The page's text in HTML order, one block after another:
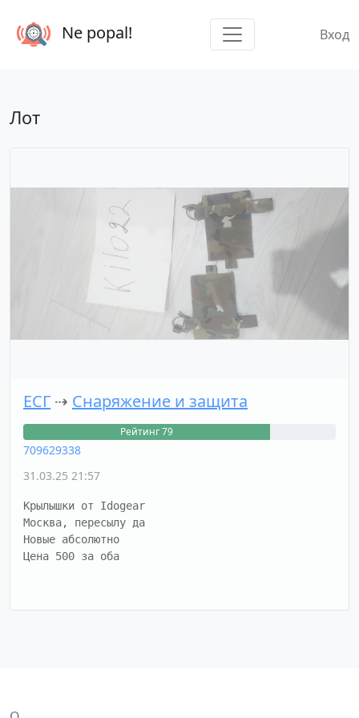
Ne popal! Вход
Лот
ЕСГ ⇢ Снаряжение и защита
Рейтинг 79
709629338
31.03.25 21:57
Крылышки от Idogear
Москва, пересылу да
Новые абсолютно
Цена 500 за оба